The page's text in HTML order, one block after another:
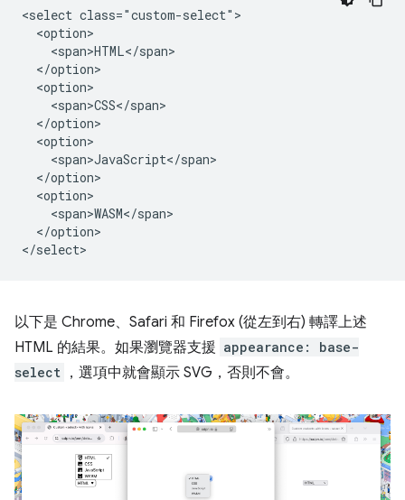
<select class="custom-select">
  <option>
    <span>HTML</span>
  </option>
  <option>
    <span>CSS</span>
  </option>
  <option>
    <span>JavaScript</span>
  </option>
  <option>
    <span>WASM</span>
  </option>
以下是 Chrome、Safari 和 Firefox (從左到右) 轉譯上述
HTML 的結果。如果瀏覽器支援 appearance: base-
select ，選項中就會顯示 SVG，否則不會。